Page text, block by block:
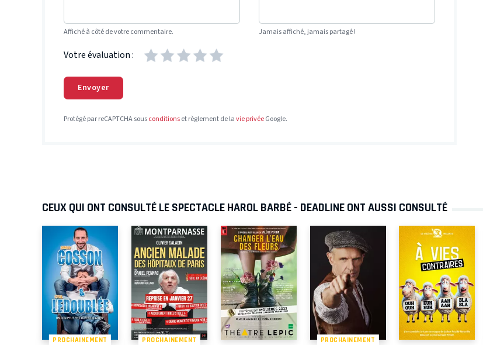
Affiché à côté de votre commentaire. Jamais affiché, jamais partagé !
Votre évaluation :
Envoyer
Protégé par reCAPTCHA sousconditionset règlement de lavie privéeGoogle.
CEUX QUI ONT CONSULTÉ LE SPECTACLE HAROL BARBÉ - DEADLINE ONT AUSSI CONSULTÉ
PROCHAINEMENT PROCHAINEMENT PROCHAINEMENT